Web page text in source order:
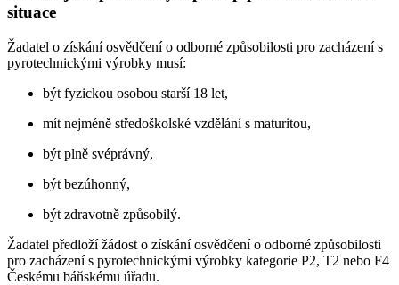
situace
Žadatel o získání osvědčení o odborné způsobilosti pro zacházení s
pyrotechnickými výrobky musí:
být fyzickou osobou starší 18 let,
mít nejméně středoškolské vzdělání s maturitou,
být plně svéprávný,
být bezúhonný,
být zdravotně způsobilý.
Žadatel předloží žádost o získání osvědčení o odborné způsobilosti
pro zacházení s pyrotechnickými výrobky kategorie P2, T2 nebo F4
Českému báňskému úřadu.